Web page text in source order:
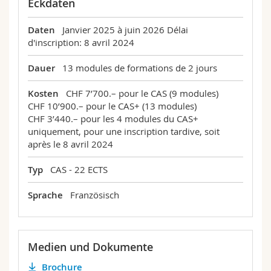
Daten Janvier 2025 à juin 2026 Délai
d'inscription: 8 avril 2024
Dauer 13 modules de formations de 2 jours
Kosten
CHF 7’700.– pour le CAS (9 modules)
CHF 10’900.– pour le CAS+ (13 modules)
CHF 3’440.– pour les 4 modules du CAS+
uniquement, pour une inscription tardive, soit
après le 8 avril 2024
Typ CAS - 22 ECTS
Sprache Französisch
Medien und Dokumente
Brochure